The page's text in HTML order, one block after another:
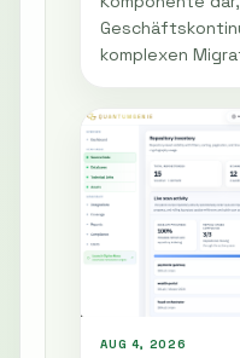
komplexen
AUG 4, 2026